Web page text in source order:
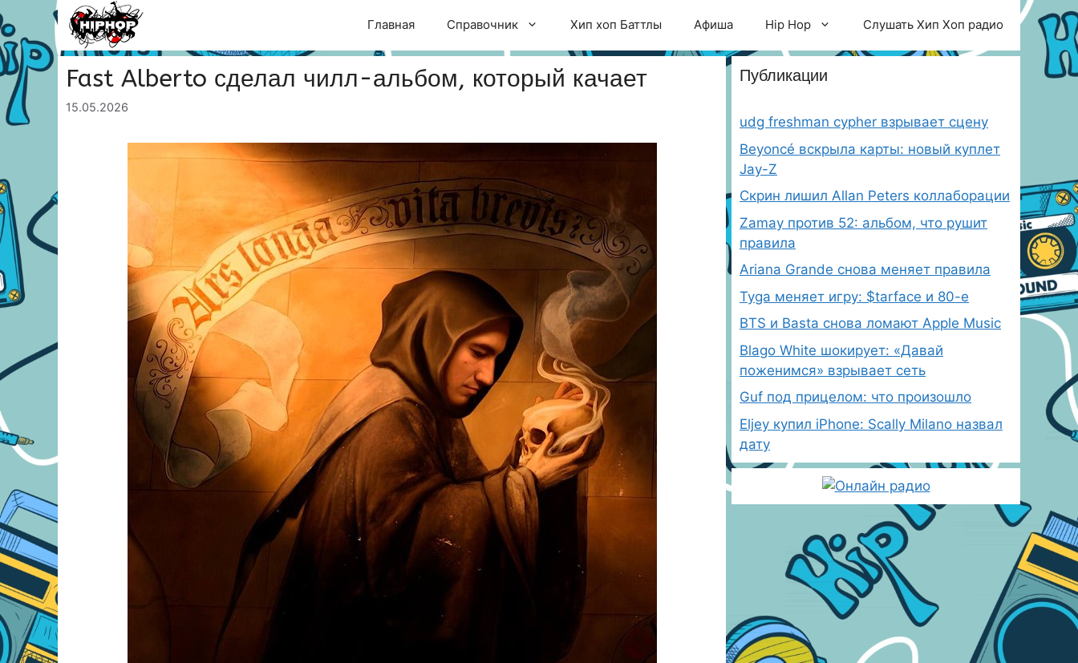
Перейти
к
содержимому
Главная Справочник Хип хоп Баттлы Афиша Hip Hop Слушать Хип Хоп радио
Fast Alberto сделал чилл-альбом, который качает
15.05.2026
Публикации
udg freshman cypher взрывает сцену
Beyoncé вскрыла карты: новый куплет
Jay-Z
Скрин лишил Allan Peters коллаборации
Zamay против 52: альбом, что рушит
правила
Ariana Grande снова меняет правила
Tyga меняет игру: $tarface и 80-е
BTS и Basta снова ломают Apple Music
Blago White шокирует: «Давай
поженимся» взрывает сеть
Guf под прицелом: что произошло
Eljey купил iPhone: Scally Milano назвал
дату